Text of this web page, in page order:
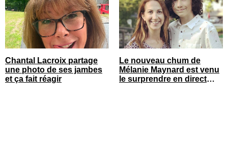
Chantal Lacroix partage
une photo de ses jambes
et ça fait réagir
Le nouveau chum de
Mélanie Maynard est venu
le surprendre en direct